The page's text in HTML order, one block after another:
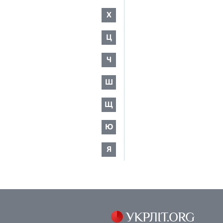
Х
Ц
Ч
Ш
Щ
Ю
Я